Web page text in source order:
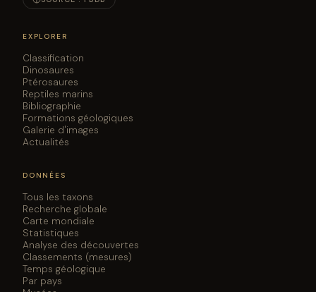
EXPLORER
Classification
Dinosaures
Ptérosaures
Reptiles marins
Bibliographie
Formations géologiques
Galerie d'images
Actualités
DONNÉES
Tous les taxons
Recherche globale
Carte mondiale
Statistiques
Analyse des découvertes
Classements (mesures)
Temps géologique
Par pays